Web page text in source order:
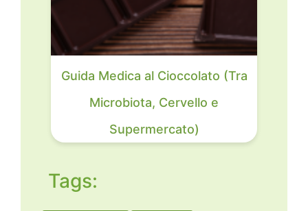
Guida Medica al Cioccolato (Tra
Microbiota, Cervello e
Supermercato)
Tags: